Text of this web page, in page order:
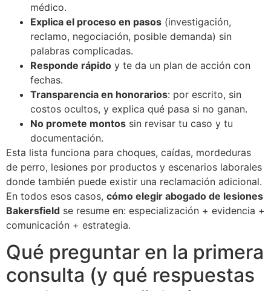
médico.
Explica el proceso en pasos (investigación,
reclamo, negociación, posible demanda) sin
palabras complicadas.
Responde rápido y te da un plan de acción con
fechas.
Transparencia en honorarios: por escrito, sin
costos ocultos, y explica qué pasa si no ganan.
No promete montos sin revisar tu caso y tu
documentación.
Esta lista funciona para choques, caídas, mordeduras
de perro, lesiones por productos y escenarios laborales
donde también puede existir una reclamación adicional.
En todos esos casos, cómo elegir abogado de lesiones
Bakersfield se resume en: especialización + evidencia +
comunicación + estrategia.
Qué preguntar en la primera
consulta (y qué respuestas